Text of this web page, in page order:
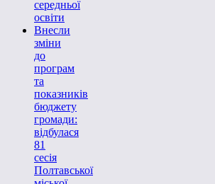
середньої
освіти
Внесли
зміни
до
програм
та
показників
бюджету
громади:
відбулася
81
сесія
Полтавської